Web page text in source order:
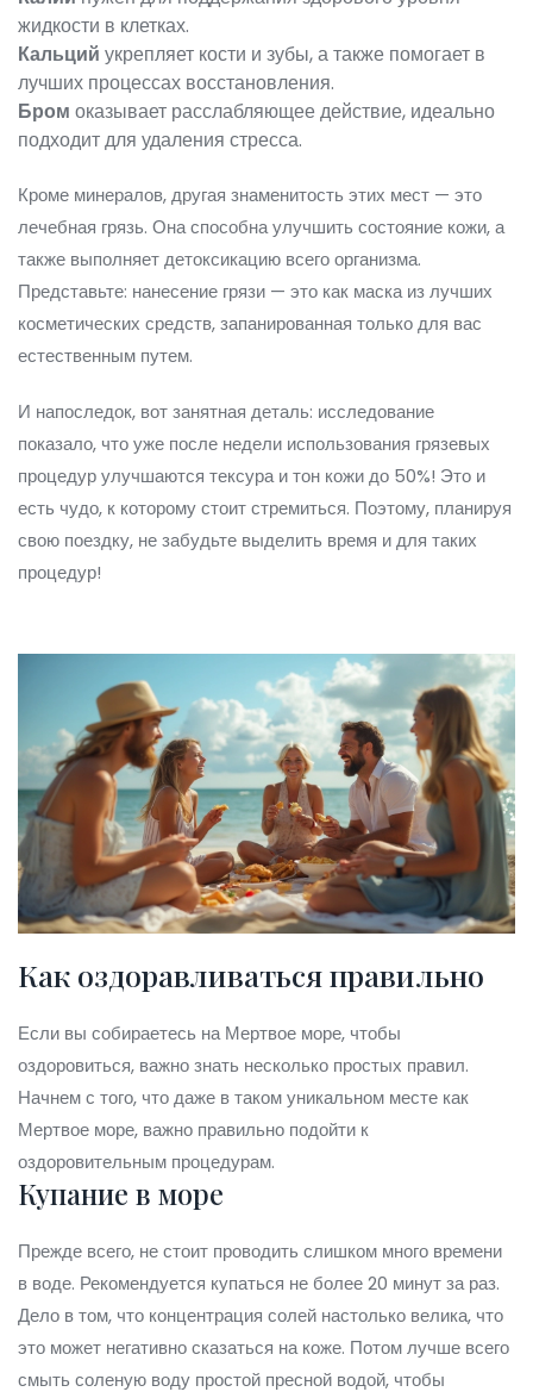
жидкости в клетках.
Кальций укрепляет кости и зубы, а также помогает в
лучших процессах восстановления.
Бром оказывает расслабляющее действие, идеально
подходит для удаления стресса.
Кроме минералов, другая знаменитость этих мест — это
лечебная грязь. Она способна улучшить состояние кожи, а
также выполняет детоксикацию всего организма.
Представьте: нанесение грязи — это как маска из лучших
косметических средств, запанированная только для вас
естественным путем.
И напоследок, вот занятная деталь: исследование
показало, что уже после недели использования грязевых
процедур улучшаются тексура и тон кожи до 50%! Это и
есть чудо, к которому стоит стремиться. Поэтому, планируя
свою поездку, не забудьте выделить время и для таких
процедур!
Как оздоравливаться правильно
Если вы собираетесь на Мертвое море, чтобы
оздоровиться, важно знать несколько простых правил.
Начнем с того, что даже в таком уникальном месте как
Мертвое море, важно правильно подойти к
оздоровительным процедурам.
Купание в море
Прежде всего, не стоит проводить слишком много времени
в воде. Рекомендуется купаться не более 20 минут за раз.
Дело в том, что концентрация солей настолько велика, что
это может негативно сказаться на коже. Потом лучше всего
смыть соленую воду простой пресной водой, чтобы